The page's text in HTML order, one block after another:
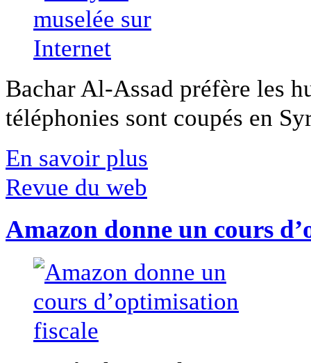
Bachar Al-Assad préfère les
téléphonies sont coupés en
En savoir plus
Revue du web
Amazon donne un cours